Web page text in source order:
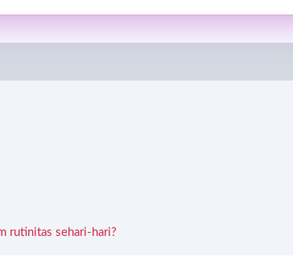
rutinitas sehari-hari?